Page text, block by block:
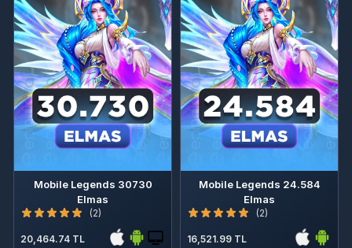
Mobile Legends 30730
Elmas
(2)
20,464.74 TL
Mobile Legends 24.584
Elmas
(2)
16,521.99 TL